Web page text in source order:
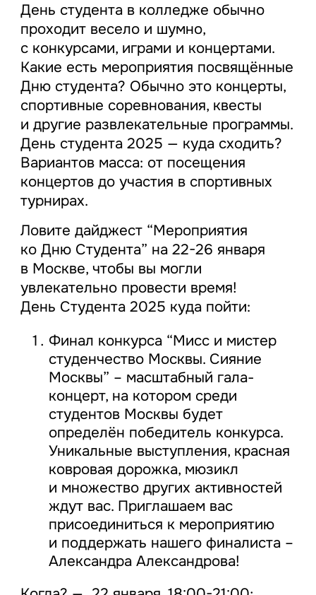
День студента в колледже обычно
проходит весело и шумно,
с конкурсами, играми и концертами.
Какие есть мероприятия посвящённые
Дню студента? Обычно это концерты,
спортивные соревнования, квесты
и другие развлекательные программы.
День студента 2025 — куда сходить?
Вариантов масса: от посещения
концертов до участия в спортивных
турнирах.
Ловите дайджест “Мероприятия
ко Дню Студента” на 22-26 января
в Москве, чтобы вы могли
увлекательно провести время!
День Студента 2025 куда пойти:
Финал конкурса “Мисс и мистер
студенчество Москвы. Сияние
Москвы” – масштабный гала-
концерт, на котором среди
студентов Москвы будет
определён победитель конкурса.
Уникальные выступления, красная
ковровая дорожка, мюзикл
и множество других активностей
ждут вас. Приглашаем вас
присоединиться к мероприятию
и поддержать нашего финалиста –
Александра Александрова!